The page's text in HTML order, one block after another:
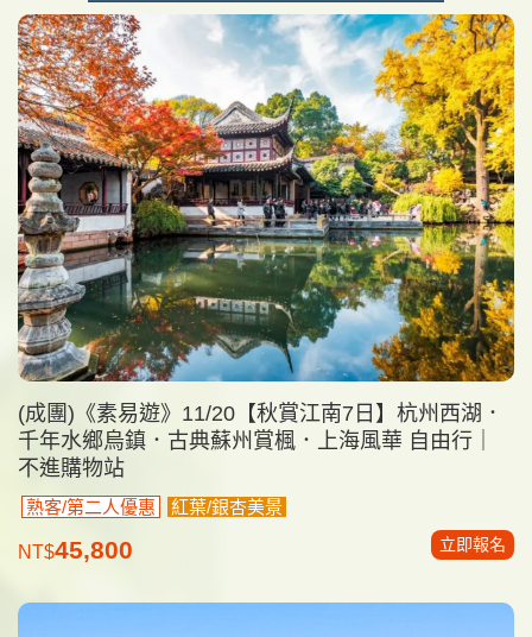
(成團)《素易遊》11/20【秋賞江南7日】杭州西湖．
千年水鄉烏鎮．古典蘇州賞楓．上海風華 自由行｜
不進購物站
熟客/第二人優惠 紅葉/銀杏美景
NT$45,800 立即報名